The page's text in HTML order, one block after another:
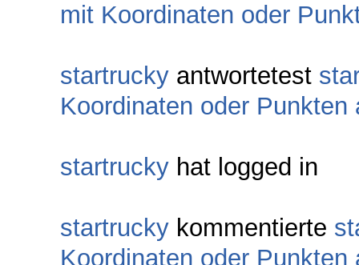
mit Koordinaten oder
startrucky antwortetest
Koordinaten oder Punkten
startrucky hat logged in
startrucky kommentierte
Koordinaten oder Punkten